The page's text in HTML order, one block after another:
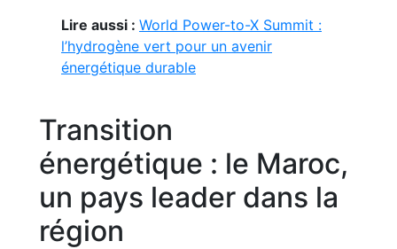
Lire aussi : World Power-to-X Summit :
l’hydrogène vert pour un avenir
énergétique durable
Transition
énergétique : le Maroc,
un pays leader dans la
région